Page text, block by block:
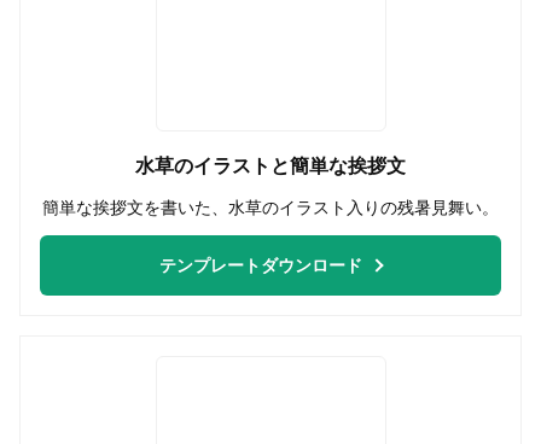
水草のイラストと簡単な挨拶文
簡単な挨拶文を書いた、水草のイラスト入りの残暑見舞い。
テンプレートダウンロード